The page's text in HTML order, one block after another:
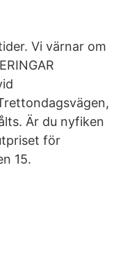
Vi värnar om
Är du nyfiken
för
15.